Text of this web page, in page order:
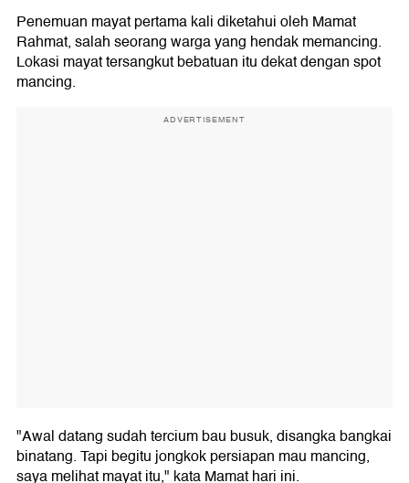
Penemuan mayat pertama kali diketahui oleh Mamat
Rahmat, salah seorang warga yang hendak memancing.
Lokasi mayat tersangkut bebatuan itu dekat dengan spot
mancing.
ADVERTISEMENT
"Awal datang sudah tercium bau busuk, disangka bangkai
binatang. Tapi begitu jongkok persiapan mau mancing,
saya melihat mayat itu," kata Mamat hari ini.